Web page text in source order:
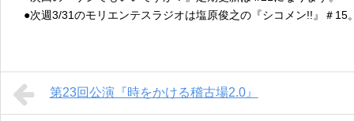
●次週3/31のモリエンテスラジオは塩原俊之の『シコメン!!』＃15
第23回公演『時をかける稽古場2.0』